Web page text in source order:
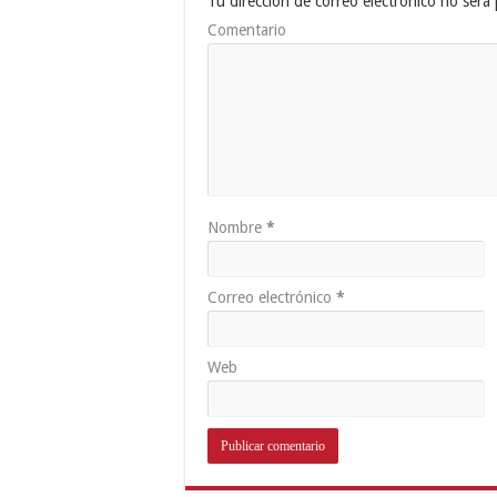
Comentario
Nombre *
Correo electrónico *
Web